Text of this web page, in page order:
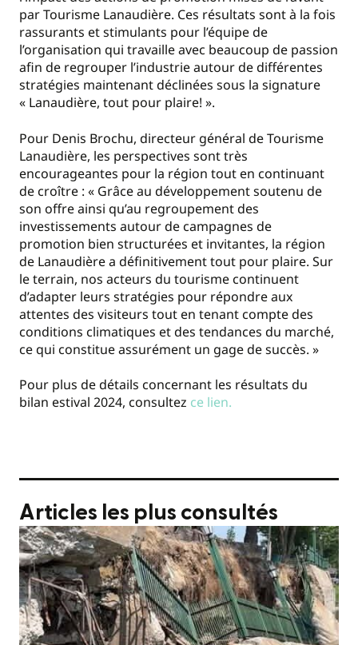
par Tourisme Lanaudière. Ces résultats sont à la fois
rassurants et stimulants pour l’équipe de
l’organisation qui travaille avec beaucoup de passion
afin de regrouper l’industrie autour de différentes
stratégies maintenant déclinées sous la signature
« Lanaudière, tout pour plaire! ».
Pour Denis Brochu, directeur général de Tourisme
Lanaudière, les perspectives sont très
encourageantes pour la région tout en continuant
de croître : « Grâce au développement soutenu de
son offre ainsi qu’au regroupement des
investissements autour de campagnes de
promotion bien structurées et invitantes, la région
de Lanaudière a définitivement tout pour plaire. Sur
le terrain, nos acteurs du tourisme continuent
d’adapter leurs stratégies pour répondre aux
attentes des visiteurs tout en tenant compte des
conditions climatiques et des tendances du marché,
ce qui constitue assurément un gage de succès. »
Pour plus de détails concernant les résultats du
bilan estival 2024, consultez ce lien.
Articles les plus consultés